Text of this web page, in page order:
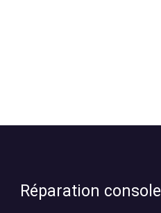
Réparation console